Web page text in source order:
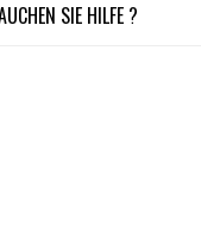
SIE HILFE ?